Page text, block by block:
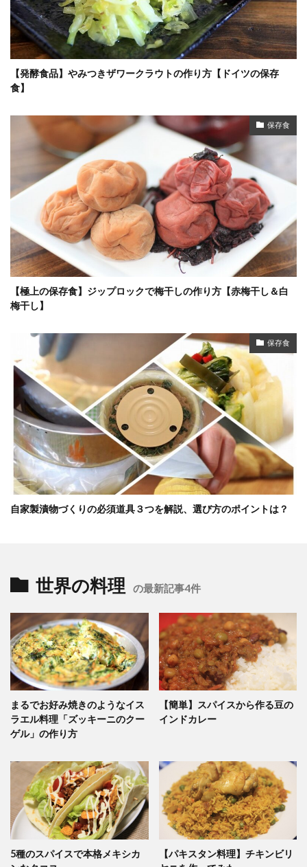
【発酵食品】やみつきザワークラウトの作り方【ドイツの保存
食】
保存食
【極上の保存食】ジップロックで梅干しの作り方【赤梅干し＆白
梅干し】
保存食
自家製漬物づくりの必須道具３つを解説、選び方のポイントは？
世界の料理 の最新記事4件
まるでお好み焼きのようなイス
ラエル料理「ズッキーニのクー
ゲル」の作り方
【簡単】スパイスから作る豆の
インドカレー
5種のスパイスで本格メキシカ
【パキスタン料理】チキンビリ